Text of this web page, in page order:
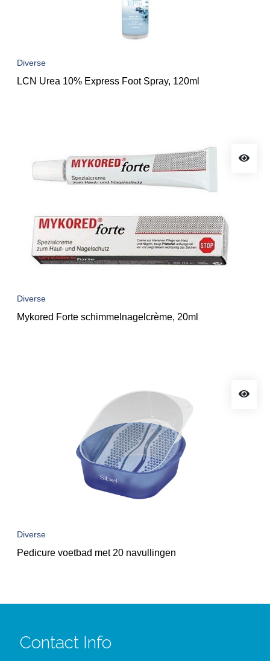
Diverse
LCN Urea 10% Express Foot Spray, 120ml
Diverse
Mykored Forte schimmelnagelcrème, 20ml
Diverse
Pedicure voetbad met 20 navullingen
Contact Info